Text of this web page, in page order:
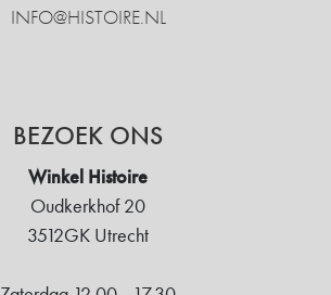
INFO@HISTOIRE.NL
BEZOEK ONS
Winkel Histoire
Oudkerkhof 20
3512GK Utrecht